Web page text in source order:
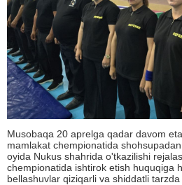
Musobaqa 20 aprelga qadar davom
mamlakat chempionatida
oyida Nukus shahrida o'tkazilishi
chempionatida ishtirok etish huquqiga
bellashuvlar qiziqarli va shiddatli tarzda